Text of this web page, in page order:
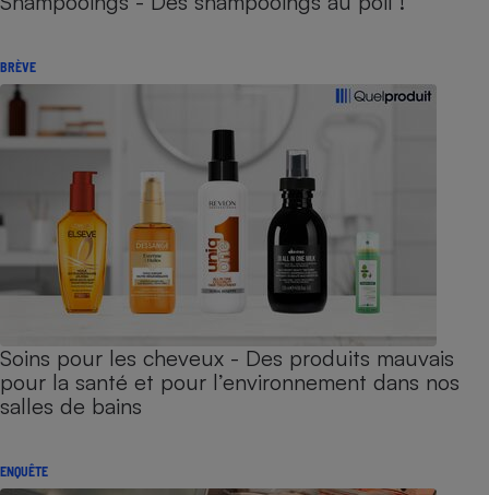
BRÈVE
Soins pour les cheveux - Des produits mauvais
pour la santé et pour l’environnement dans nos
salles de bains
ENQUÊTE